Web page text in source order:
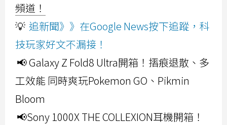
頻道！
💡 追新聞》》在Google News按下追蹤，科
技玩家好文不漏接！
📢 Galaxy Z Fold8 Ultra開箱！摺痕退散、多
工效能 同時爽玩Pokemon GO、Pikmin
Bloom
📢Sony 1000X THE COLLEXION耳機開箱！